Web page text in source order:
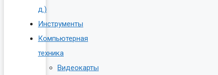
д.)
Инструменты
Компьютерная
техника
Видеокарты